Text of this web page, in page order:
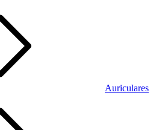
Auriculares